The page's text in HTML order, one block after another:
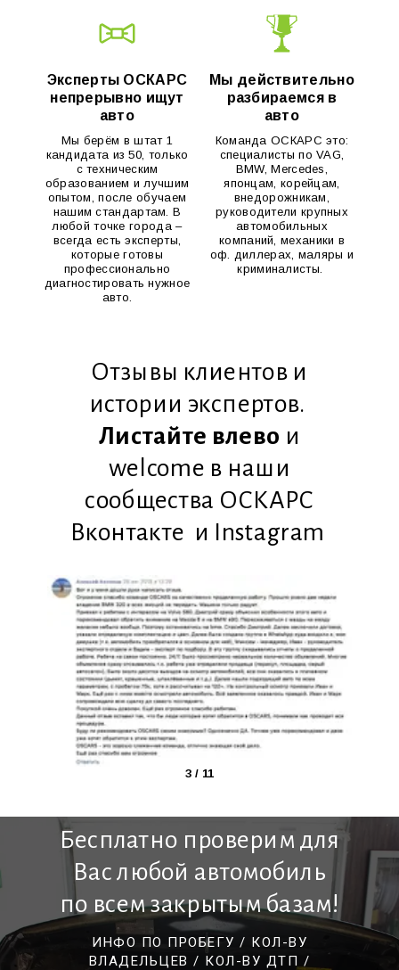
Эксперты ОСКАРС
непрерывно ищут
авто
Мы берём в штат 1
кандидата из 50, только
с техническим
образованием и лучшим
опытом, после обучаем
нашим стандартам. В
любой точке города –
всегда есть эксперты,
которые готовы
профессионально
диагностировать нужное
авто.
Мы действительно
разбираемся в
авто
Команда ОСКАРС это:
специалисты по VAG,
BMW, Mercedes,
японцам, корейцам,
внедорожникам,
руководители крупных
автомобильных
компаний, механики в
оф. диллерах, маляры и
криминалисты.
Отзывы клиентов и
истории экспертов.
Листайте влево и
welcome в наши
сообщества ОСКАРС
Вконтакте и Instagram
3 / 11
Бесплатно проверим для
Вас любой автомобиль
по всем закрытым базам!
ИНФО ПО ПРОБЕГУ / КОЛ-ВУ
ВЛАДЕЛЬЦЕВ / КОЛ-ВУ ДТП /